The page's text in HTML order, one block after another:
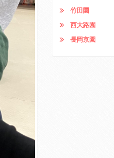
竹田園
西大路園
長岡京園